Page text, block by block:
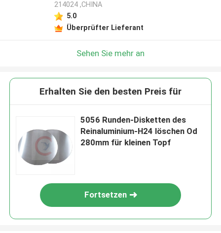
214024 ,CHINA
5.0
Überprüfter Lieferant
Sehen Sie mehr an
Erhalten Sie den besten Preis für
5056 Runden-Disketten des
Reinaluminium-H24 löschen Od
280mm für kleinen Topf
Fortsetzen